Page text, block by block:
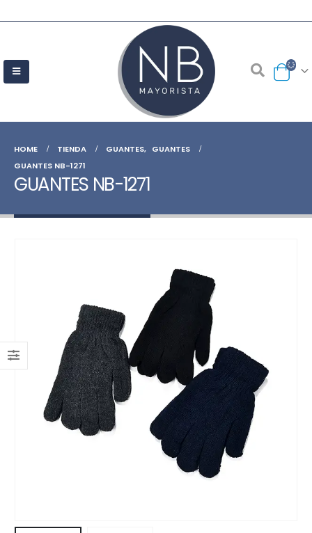
HOME TIENDA GUANTES, GUANTES
GUANTES NB-1271
GUANTES NB-1271